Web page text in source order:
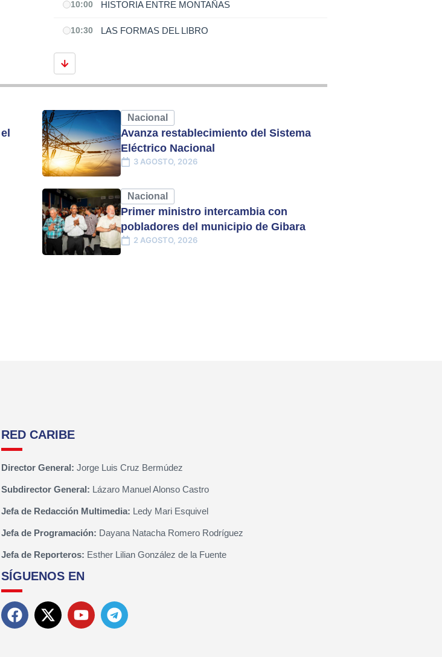
10:00 HISTORIA ENTRE MONTAÑAS
10:30 LAS FORMAS DEL LIBRO
Nacional
Avanza restablecimiento del Sistema
Eléctrico Nacional
3 AGOSTO, 2026
Nacional
Primer ministro intercambia con
pobladores del municipio de Gibara
2 AGOSTO, 2026
RED CARIBE
Director General: Jorge Luis Cruz Bermúdez
Subdirector General: Lázaro Manuel Alonso Castro
Jefa de Redacción Multimedia: Ledy Mari Esquivel
Jefa de Programación: Dayana Natacha Romero Rodríguez
Jefa de Reporteros: Esther Lilian González de la Fuente
SÍGUENOS EN